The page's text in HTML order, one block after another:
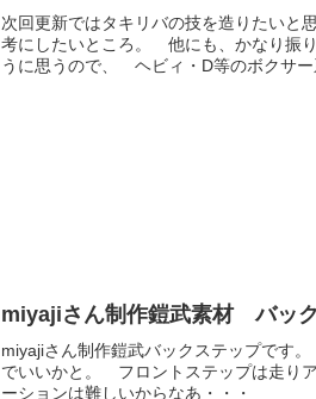
次回更新ではタキリバの技を造りたい
考にしたいところ。 他にも、かなり振
うに思うので、 ヘビィ・D等のボクサー
miyajiさん制作鎧武素材 バッ
miyajiさん制作鎧武バックステップです
でいいかと。 フロントステップは走り
ーションは難しいからなあ・・・